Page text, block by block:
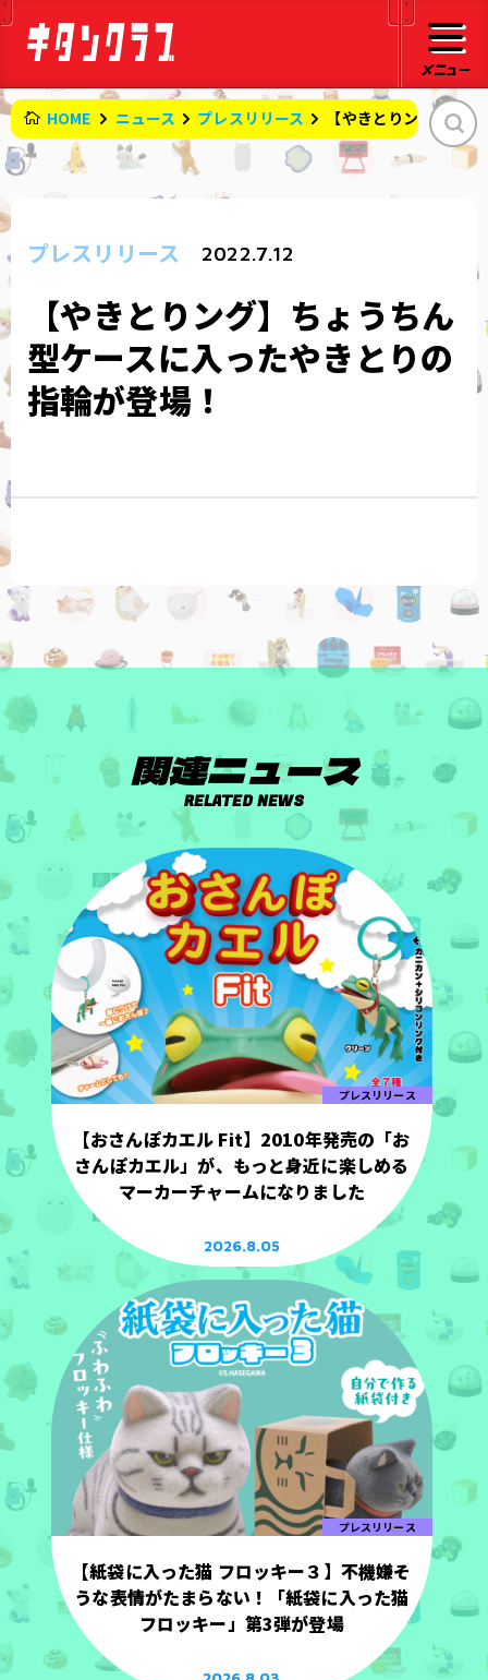
HOME ニュース プレスリリース 【やきとりング】ち
プレスリリース 2022.7.12
【やきとりング】ちょうちん
型ケースに入ったやきとりの
指輪が登場！
関連ニュース
RELATED NEWS
プレスリリース
【おさんぽカエル Fit】2010年発売の「お
さんぽカエル」が、もっと身近に楽しめる
マーカーチャームになりました
2026.8.05
プレスリリース
【紙袋に入った猫 フロッキー３】不機嫌そ
うな表情がたまらない！「紙袋に入った猫
フロッキー」第3弾が登場